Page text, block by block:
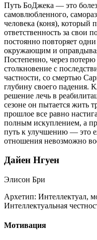
Путь БоДжека — это
самовлюбленного,
человека (коня), который
ответственность за свои
постоянно повторяет
окружающим и
Постепенно, через
столкновение с
частности, со смертью
глубину своего падения.
решение лечь в
сезоне он пытается жить
прошлое все равно
полным искуплением, а
путь к улучшению — это
отношения невозможно
Дайен Нгуен
Элисон Бри
Архетип: Интеллектуал,
Интеллектуальная
Мотивация